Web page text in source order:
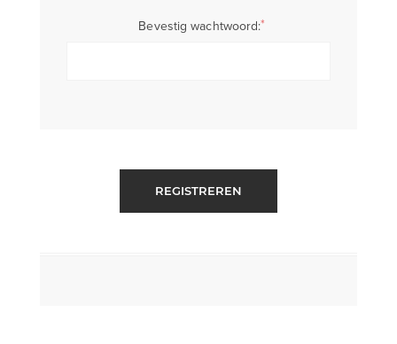
Bevestig wachtwoord:*
REGISTREREN